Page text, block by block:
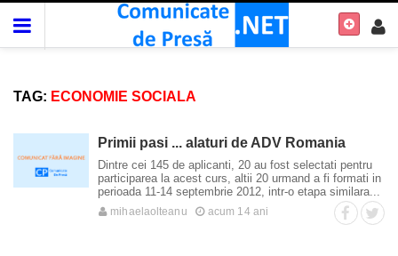
TAG: ECONOMIE SOCIALA
Primii pasi ... alaturi de ADV Romania
Dintre cei 145 de aplicanti, 20 au fost selectati pentru
participarea la acest curs, altii 20 urmand a fi formati in
perioada 11-14 septembrie 2012, intr-o etapa similara...
mihaelaolteanu acum 14 ani